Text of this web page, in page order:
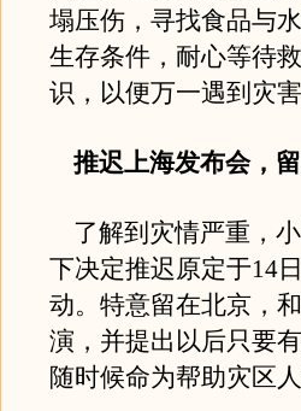
塌压伤，寻找食品与
生存条件，耐心等待
识，以便万一遇到灾
推迟上海发布会，
了解到灾情严重，
下决定推迟原定于14
动。特意留在北京，
演，并提出以后只要
随时候命为帮助灾区